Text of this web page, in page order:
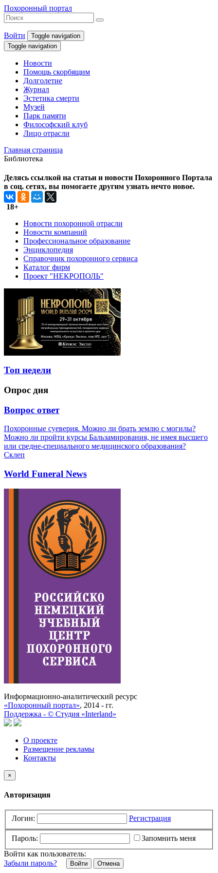
Похоронный портал
Войти
Toggle navigation
Toggle navigation
Новости
Помощь скорбящим
Долголетие
Журнал
Эстетика смерти
Музей
Парк памяти
Философский клуб
Лицо отрасли
Главная страница
Библиотека
Делясь ссылкой на статьи и новости Похоронного Портала
в соц. сетях, вы помогаете другим узнать нечто новое.
18+
Новости похоронной отрасли
Новости компаний
Профессиональное образование
Энциклопедия
Справочник похоронного сервиса
Каталог фирм
Проект "НЕКРОПОЛЬ"
Топ недели
Опрос дня
Вопрос ответ
Похоронные суеверия. Можно ли брать землю с могилы?
Можно ли пройти курсы Бальзамирования, не имея высшего
или средне-специального медицинского образования?
Склеп
World Funeral News
Информационно-аналитический ресурс
«Похоронный портал», 2014 - гг.
Поддержка - © Cтудия «Interland»
О проекте
Размещение рекламы
Контакты
×
Авторизация
Логин: Регистрация
Пароль:
Запомнить меня
Войти как пользователь:
Забыли пароль?
Отмена